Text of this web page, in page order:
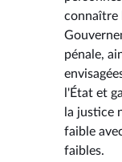
connaître
pénale,
l'État et
la justice
faible
faibles.